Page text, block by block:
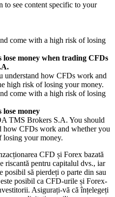
to see content specific to your
come with a high risk of losing
money when trading CFDs
understand how CFDs work and
high risk of losing your money.
come with a high risk of losing
money
TMS Brokers S.A. You should
how CFDs work and whether you
losing your money.
CFD și Forex bazată
riscantă pentru capitalul dvs., iar
posibil să pierdeți o parte din sau
posibil ca CFD-urile și Forex-
Asigurați-vă că înțelegeți